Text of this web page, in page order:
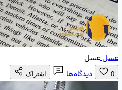
عسلعسل
0 دیدگاه‌ها اشتراک